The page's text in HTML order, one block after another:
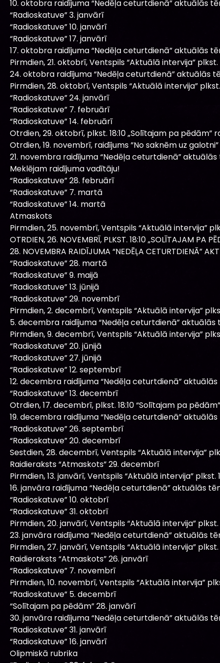
10. oktobra raidījuma “Nedēļa ceturtdienā” aktuālās
“Radioskatuve” 3. janvārī
“Radioskatuve” 10. janvārī
“Radioskatuve” 17. janvārī
17. oktobra raidījuma “Nedēļa ceturtdienā” aktuālās
Pirmdien, 21. oktobrī, Ventspils “Aktuālā intervija” plkst.
24. oktobra raidījuma “Nedēļa ceturtdienā” aktuālās
Pirmdien, 28. oktobrī, Ventspils “Aktuālā intervija” plkst.
“Radioskatuve” 24. janvārī
“Radioskatuve” 7. februārī
“Radioskatuve” 14. februārī
Otrdien, 29. oktobrī, plkst. 18:10 „Solītajam pa pēdām”
Otrdien, 19. novembrī, raidījums ”No saknēm uz galotni”
21. novembra raidījuma “Nedēļa ceturtdienā” aktuālās
Meklējam raidījuma vadītāju!
“Radioskatuve” 28. februārī
“Radioskatuve” 7. martā
“Radioskatuve” 14. martā
Atmaskots
Pirmdien, 25. novembrī, Ventspils “Aktuālā intervija”
OTRDIEN, 26. NOVEMBRĪ, PLKST. 18:10 „SOLĪTAJAM PA
28. NOVEMBRA RAIDĪJUMA “NEDĒĻA CETURTDIENĀ”
“Radioskatuve” 28. martā
“Radioskatuve” 9. maijā
“Radioskatuve” 13. jūnijā
“Radioskatuve” 29. novembrī
Pirmdien, 2. decembrī, Ventspils “Aktuālā intervija”
5. decembra raidījuma “Nedēļa ceturtdienā” aktuālās
Pirmdien, 9. decembrī, Ventspils “Aktuālā intervija”
“Radioskatuve” 20. jūnijā
“Radioskatuve” 27. jūnijā
“Radioskatuve” 12. septembrī
12. decembra raidījuma “Nedēļa ceturtdienā”
“Radioskatuve” 13. decembrī
Otrdien, 17. decembrī, plkst. 18:10 “Solītajam pa
19. decembra raidījuma “Nedēļa ceturtdienā”
“Radioskatuve” 26. septembrī
“Radioskatuve” 20. decembrī
Sestdien, 28. decembrī, Ventspils “Aktuālā intervija”
Raidieraksts “Atmaskots” 29. decembrī
Pirmdien, 13. janvārī, Ventspils “Aktuālā intervija” plkst.
16. janvāra raidījuma “Nedēļa ceturtdienā” aktuālās
“Radioskatuve” 10. oktobrī
“Radioskatuve” 31. oktobrī
Pirmdien, 20. janvārī, Ventspils “Aktuālā intervija” plkst.
23. janvāra raidījuma “Nedēļa ceturtdienā” aktuālās
Pirmdien, 27. janvārī, Ventspils “Aktuālā intervija” plkst.
Raidieraksts “Atmaskots” 26. janvārī
“Radioskatuve” 7. novembrī
Pirmdien, 10. novembrī, Ventspils “Aktuālā intervija”
“Radioskatuve” 5. decembrī
“Solītajam pa pēdām” 28. janvārī
30. janvāra raidījuma “Nedēļa ceturtdienā” aktuālās
“Radioskatuve” 31. janvārī
“Radioskatuve” 16. janvārī
Olipmiskā rubrika